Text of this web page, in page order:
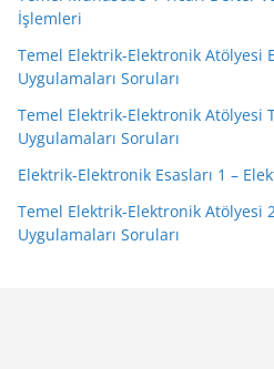
İşlemleri
Temel Elektrik-Elektronik Atölyesi
Uygulamaları Soruları
Temel Elektrik-Elektronik Atölyesi
Uygulamaları Soruları
Elektrik-Elektronik Esasları 1 –
Temel Elektrik-Elektronik Atölyesi
Uygulamaları Soruları